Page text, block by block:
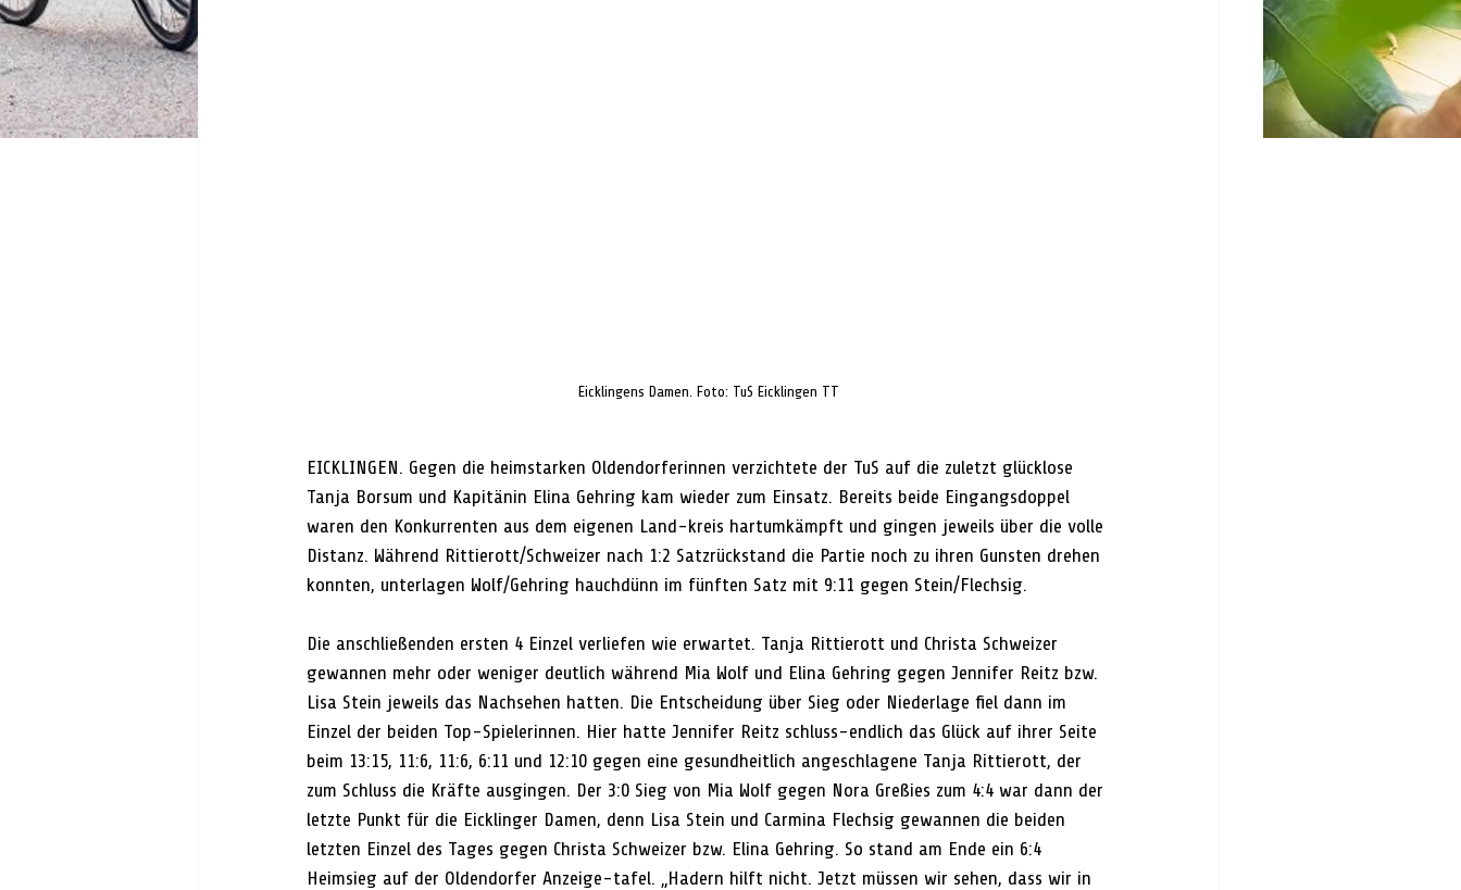
Eicklingens Damen. Foto: TuS Eicklingen TT
EICKLINGEN. Gegen die heimstarken Oldendorferinnen verzichtete der TuS auf die zuletzt glücklose
Tanja Borsum und Kapitänin Elina Gehring kam wieder zum Einsatz. Bereits beide Eingangsdoppel
waren den Konkurrenten aus dem eigenen Land-kreis hartumkämpft und gingen jeweils über die volle
Distanz. Während Rittierott/Schweizer nach 1:2 Satzrückstand die Partie noch zu ihren Gunsten drehen
konnten, unterlagen Wolf/Gehring hauchdünn im fünften Satz mit 9:11 gegen Stein/Flechsig.
Die anschließenden ersten 4 Einzel verliefen wie erwartet. Tanja Rittierott und Christa Schweizer
gewannen mehr oder weniger deutlich während Mia Wolf und Elina Gehring gegen Jennifer Reitz bzw.
Lisa Stein jeweils das Nachsehen hatten. Die Entscheidung über Sieg oder Niederlage fiel dann im
Einzel der beiden Top-Spielerinnen. Hier hatte Jennifer Reitz schluss-endlich das Glück auf ihrer Seite
beim 13:15, 11:6, 11:6, 6:11 und 12:10 gegen eine gesundheitlich angeschlagene Tanja Rittierott, der
zum Schluss die Kräfte ausgingen. Der 3:0 Sieg von Mia Wolf gegen Nora Greßies zum 4:4 war dann der
letzte Punkt für die Eicklinger Damen, denn Lisa Stein und Carmina Flechsig gewannen die beiden
letzten Einzel des Tages gegen Christa Schweizer bzw. Elina Gehring. So stand am Ende ein 6:4
Heimsieg auf der Oldendorfer Anzeige-tafel. „Hadern hilft nicht. Jetzt müssen wir sehen, dass wir in